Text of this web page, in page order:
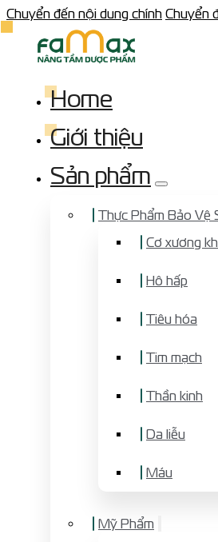
Chuyển đến nội dung chính Chuyển
Home
Giới thiệu
Sản phẩm
Thực Phẩm Bảo Vệ
Cơ xương
Hô hấp
Tiêu hóa
Tim mạch
Thần kinh
Da liễu
Máu
Mỹ Phẩm